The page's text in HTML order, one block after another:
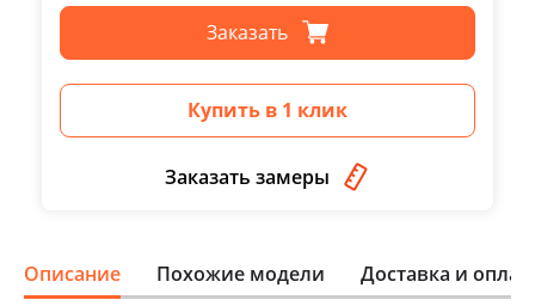
Заказать
Купить в 1 клик
Заказать замеры
Описание Похожие модели Доставка и